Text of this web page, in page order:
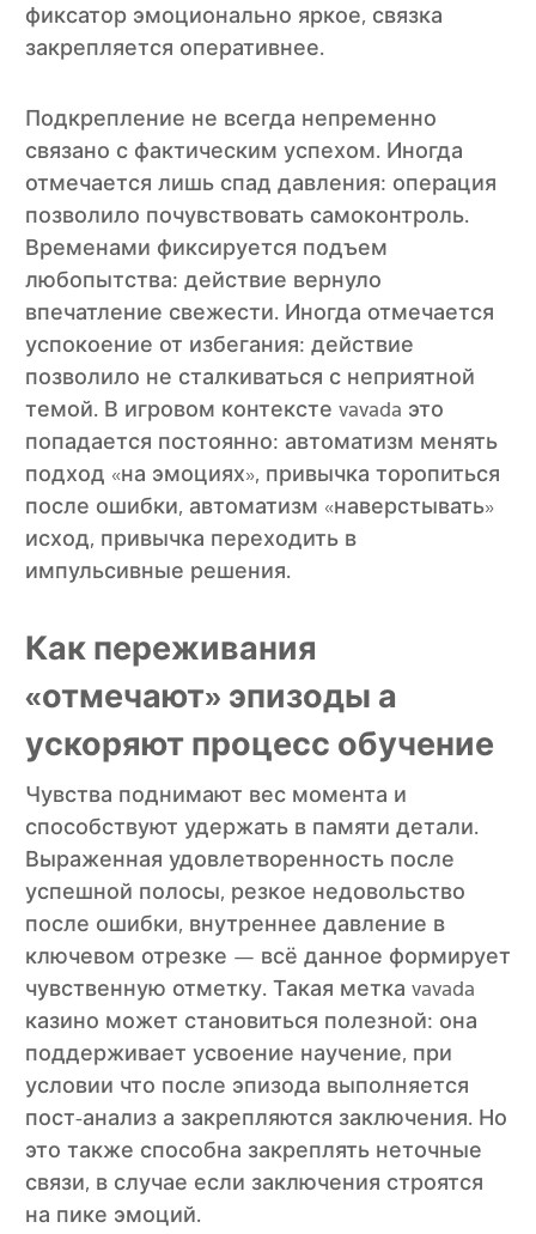
фиксатор эмоционально яркое, связка
закрепляется оперативнее.
Подкрепление не всегда непременно
связано с фактическим успехом. Иногда
отмечается лишь спад давления: операция
позволило почувствовать самоконтроль.
Временами фиксируется подъем
любопытства: действие вернуло
впечатление свежести. Иногда отмечается
успокоение от избегания: действие
позволило не сталкиваться с неприятной
темой. В игровом контексте vavada это
попадается постоянно: автоматизм менять
подход «на эмоциях», привычка торопиться
после ошибки, автоматизм «наверстывать»
исход, привычка переходить в
импульсивные решения.
Как переживания
«отмечают» эпизоды а
ускоряют процесс обучение
Чувства поднимают вес момента и
способствуют удержать в памяти детали.
Выраженная удовлетворенность после
успешной полосы, резкое недовольство
после ошибки, внутреннее давление в
ключевом отрезке — всё данное формирует
чувственную отметку. Такая метка vavada
казино может становиться полезной: она
поддерживает усвоение научение, при
условии что после эпизода выполняется
пост-анализ а закрепляются заключения. Но
это также способна закреплять неточные
связи, в случае если заключения строятся
на пике эмоций.